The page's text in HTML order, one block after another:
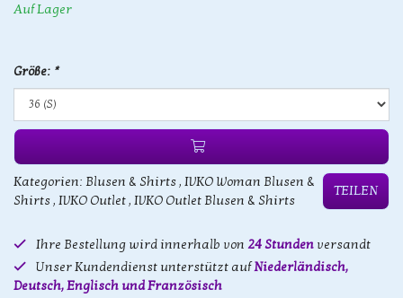
Auf Lager
Größe: *
Kategorien: Blusen & Shirts, IVKO Woman Blusen &
Shirts, IVKO Outlet, IVKO Outlet Blusen & Shirts
TEILEN
Ihre Bestellung wird innerhalb von 24 Stunden versandt
Unser Kundendienst unterstützt aufNiederländisch,
Deutsch, Englisch und Französisch